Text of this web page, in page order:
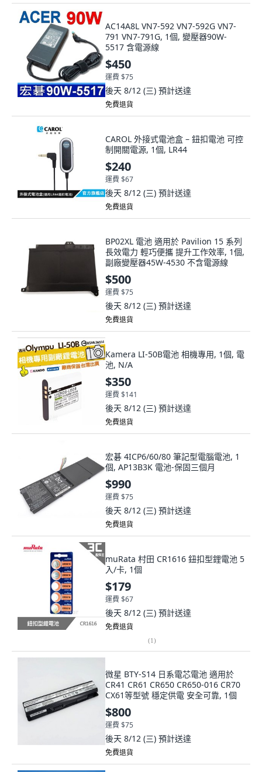
AC14A8L VN7-592 VN7-592G VN7-
791 VN7-791G, 1個, 變壓器90W-
5517 含電源線
$450
運費 $75
後天 8/12 (三) 預計送達
免費退貨
CAROL 外接式電池盒 – 鈕扣電池 可控
制開關電源, 1個, LR44
$240
運費 $67
後天 8/12 (三) 預計送達
免費退貨
BP02XL 電池 適用於 Pavilion 15 系列
長效電力 輕巧便攜 提升工作效率, 1個,
副廠變壓器45W-4530 不含電源線
$500
運費 $75
後天 8/12 (三) 預計送達
免費退貨
Kamera LI-50B電池 相機專用, 1個, 電
池, N/A
$350
運費 $141
後天 8/12 (三) 預計送達
免費退貨
宏碁 4ICP6/60/80 筆記型電腦電池, 1
個, AP13B3K 電池-保固三個月
$990
運費 $75
後天 8/12 (三) 預計送達
免費退貨
muRata 村田 CR1616 鈕扣型鋰電池 5
入/卡, 1個
$179
運費 $67
後天 8/12 (三) 預計送達
免費退貨
(1)
微星 BTY-S14 日系電芯電池 適用於
CR41 CR61 CR650 CR650-016 CR70
CX61等型號 穩定供電 安全可靠, 1個
$800
運費 $75
後天 8/12 (三) 預計送達
免費退貨